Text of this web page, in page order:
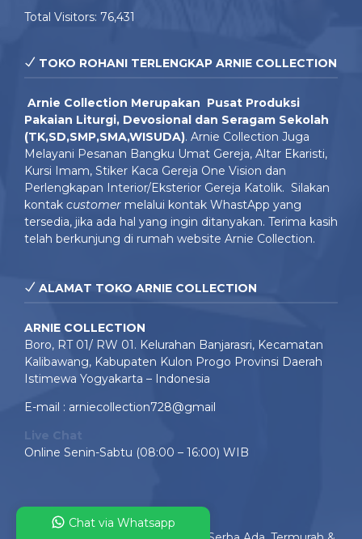
Total Visitors: 76,431
TOKO ROHANI TERLENGKAP ARNIE COLLECTION
Arnie Collection Merupakan Pusat Produksi
Pakaian Liturgi, Devosional dan Seragam Sekolah
(TK,SD,SMP,SMA,WISUDA). Arnie Collection Juga
Melayani Pesanan Bangku Umat Gereja, Altar Ekaristi,
Kursi Imam, Stiker Kaca Gereja One Vision dan
Perlengkapan Interior/Eksterior Gereja Katolik. Silakan
kontak customer melalui kontak WhastApp yang
tersedia, jika ada hal yang ingin ditanyakan. Terima kasih
telah berkunjung di rumah website Arnie Collection.
ALAMAT TOKO ARNIE COLLECTION
ARNIE COLLECTION
Boro, RT 01/ RW 01. Kelurahan Banjarasri, Kecamatan
Kalibawang, Kabupaten Kulon Progo Provinsi Daerah
Istimewa Yogyakarta – Indonesia
E-mail : arniecollection728@gmail
Live Chat
Online Senin-Sabtu (08:00 – 16:00) WIB
Chat via Whatsapp